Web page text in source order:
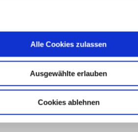
Alle Cookies zulassen
Ausgewählte erlauben
Cookies ablehnen
Reiseversicherungen
Archiv
Bed & Ski
Skiurlaub